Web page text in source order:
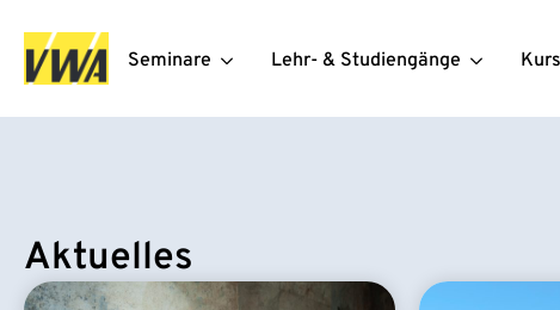
Seminare Lehr- & Studiengänge
Aktuelles